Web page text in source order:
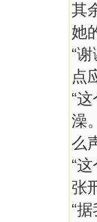
其
她
“
点
“
澡
么
“这
张
“